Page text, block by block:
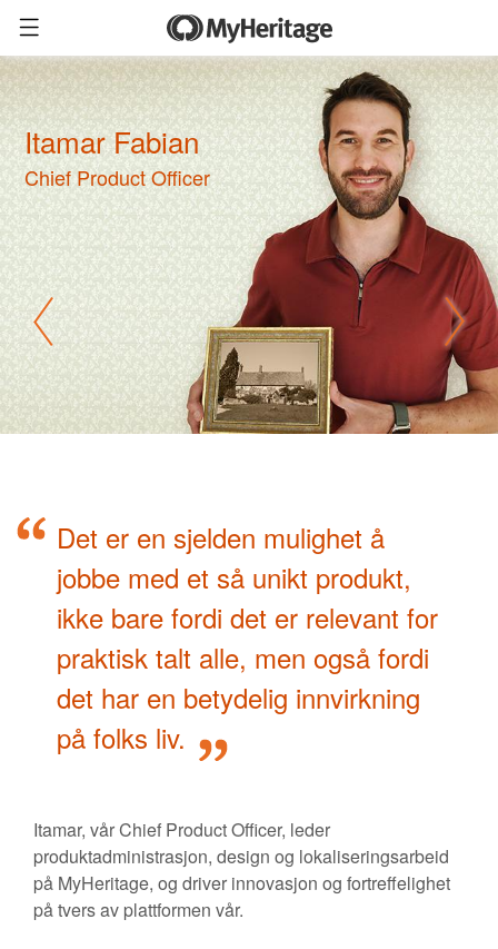
Itamar Fabian
Chief Product Officer
Det er en sjelden mulighet å
jobbe med et så unikt produkt,
ikke bare fordi det er relevant for
praktisk talt alle, men også fordi
det har en betydelig innvirkning
på folks liv.
Itamar, vår Chief Product Officer, leder
produktadministrasjon, design og lokaliseringsarbeid
på MyHeritage, og driver innovasjon og fortreffelighet
på tvers av plattformen vår.